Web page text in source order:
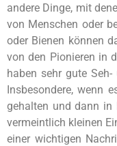
andere Dinge, mit
von Menschen oder
oder Bienen können
von den Pionieren in
haben sehr gute
Insbesondere, wenn
gehalten und dann in
vermeintlich kleinen
einer wichtigen